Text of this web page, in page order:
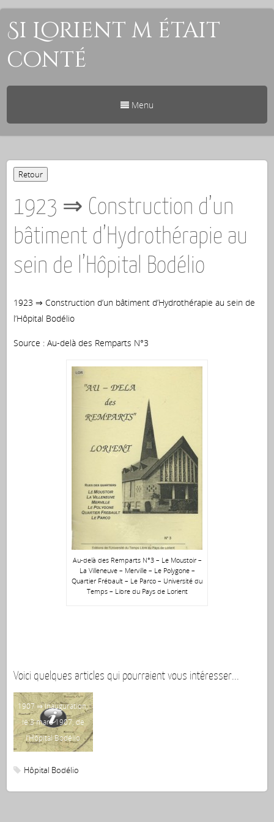
Si Lorient m était
conté
Menu
1923 ⇒ Construction d’un
bâtiment d’Hydrothérapie au
sein de l’Hôpital Bodélio
1923 ⇒ Construction d’un bâtiment d’Hydrothérapie au sein de
l’Hôpital Bodélio
Source : Au-delà des Remparts N°3
Au-delà des Remparts N°3 – Le Moustoir –
La Villeneuve – Merville – Le Polygone –
Quartier Frébault – Le Parco – Université du
Temps – Libre du Pays de Lorient
Voici quelques articles qui pourraient vous intéresser...
1907 ⇒ Inauguration,
le 3 mars 1907, de
l’Hôpital Bodélio
Hôpital Bodélio